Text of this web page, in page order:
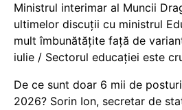
Ministrul interimar al Muncii
ultimelor discuții cu ministrul
mult îmbunătățite față de
iulie / Sectorul educației este
De ce sunt doar 6 mii de
2026? Sorin Ion, secretar de